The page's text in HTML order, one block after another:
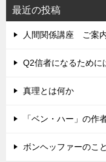
ゲ
ー
シ
最近の投稿
人間関係講座 ご案
Q2信者になるために
真理とは何か
「ベン・ハー」の作
ボンヘッファーのこ